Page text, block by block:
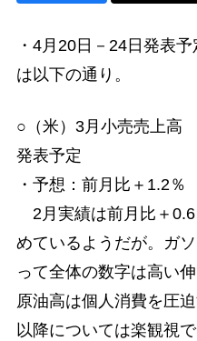
・4月20日－24日発表
は以下の通り。
○（米）3月小売売上高
発表予定
・予想：前月比＋1.2％
2月実績は前月比＋
めているようだが。ガ
って全体の数字は高い
原油高は個人消費を圧
以降については楽観視で